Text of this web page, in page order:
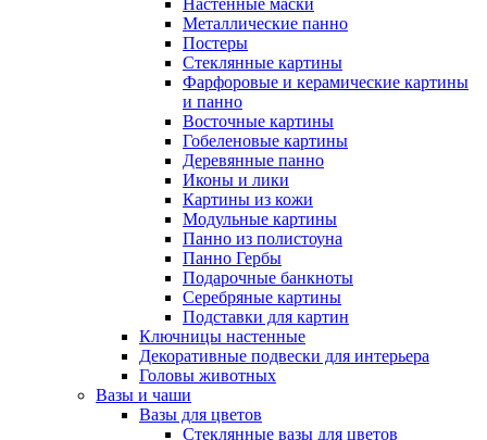
Настенные маски
Металлические панно
Постеры
Стеклянные картины
Фарфоровые и керамические картины
и панно
Восточные картины
Гобеленовые картины
Деревянные панно
Иконы и лики
Картины из кожи
Модульные картины
Панно из полистоуна
Панно Гербы
Подарочные банкноты
Серебряные картины
Подставки для картин
Ключницы настенные
Декоративные подвески для интерьера
Головы животных
Вазы и чаши
Вазы для цветов
Стеклянные вазы для цветов